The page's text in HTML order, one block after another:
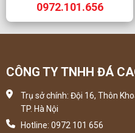
0972.101.656
CÔNG TY TNHH ĐÁ
Trụ sở chính: Đội 16, Thôn
TP. Hà Nội
Hotline: 0972 101 656